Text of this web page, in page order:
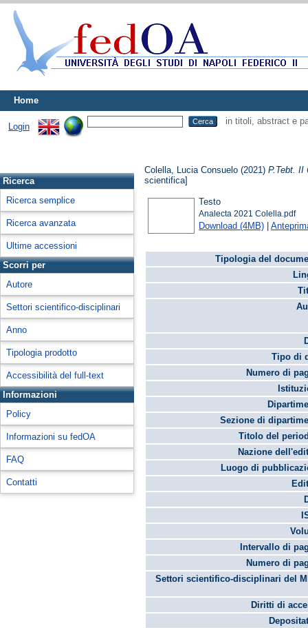
Home
Login
in titoli, abstract e
Ricerca
Ricerca semplice
Ricerca avanzata
Ultime accessioni
Scorri per
Autore
Settori scientifico-disciplinari
Anno
Tipologia prodotto
Accessibilità del full-text
Informazioni
Policy
Informazioni su fedOA
FAQ
Contatti
Colella, Lucia Consuelo (2021)P.Tebt. II
scientifica]
Testo
Analecta 2021 Colella.pdf
Download (4MB) |
Tipologia del
Tipo di
Numero di
Sezione di
Titolo del
Nazione
Luogo di
Intervallo di
Numero di
Settori scientifico-disciplinari del
Diritti di